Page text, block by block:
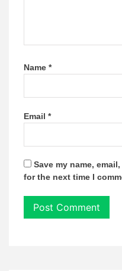
Name *
Email *
Save my name,
for the next time I